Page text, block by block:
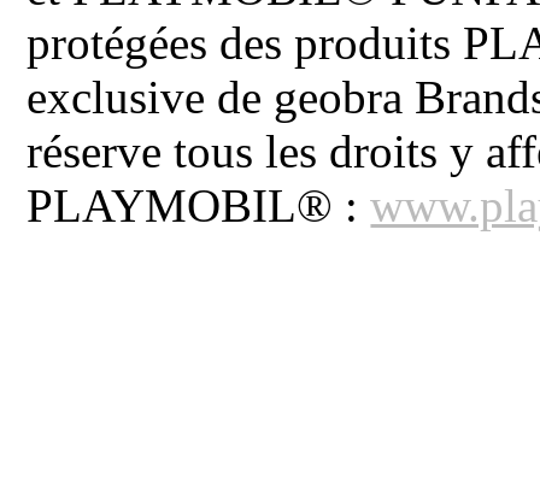
protégées des produits
exclusive de geobra
réserve tous les droits y
PLAYMOBIL® :